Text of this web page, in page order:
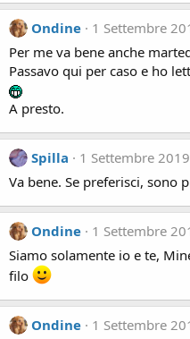
Ondine
1 Settembre
Per me va bene anche
Passavo qui per caso e ho
A presto.
Spilla
1 Settembre 2019
Va bene. Se preferisci, sono
Ondine
1 Settembre
Siamo solamente io e te,
filo
Ondine
1 Settembre